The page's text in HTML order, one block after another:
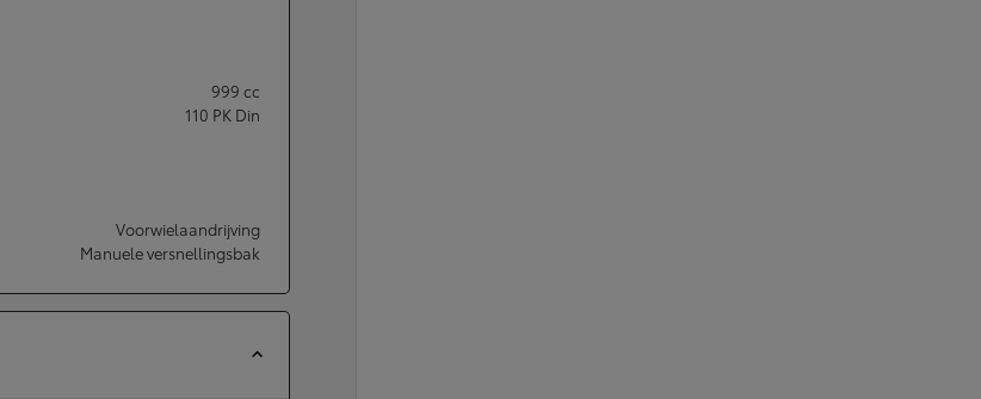
999 cc
110 PK Din
Voorwielaandrijving
Manuele versnellingsbak